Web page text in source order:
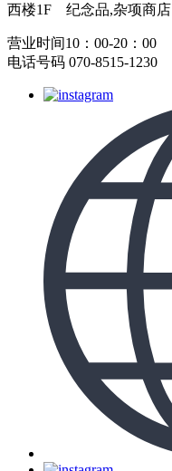
西楼1F 纪念品,杂项商店
营业时间10：00-20：00
电话号码 070-8515-1230